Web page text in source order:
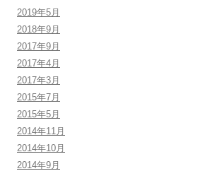
2019年5月
2018年9月
2017年9月
2017年4月
2017年3月
2015年7月
2015年5月
2014年11月
2014年10月
2014年9月